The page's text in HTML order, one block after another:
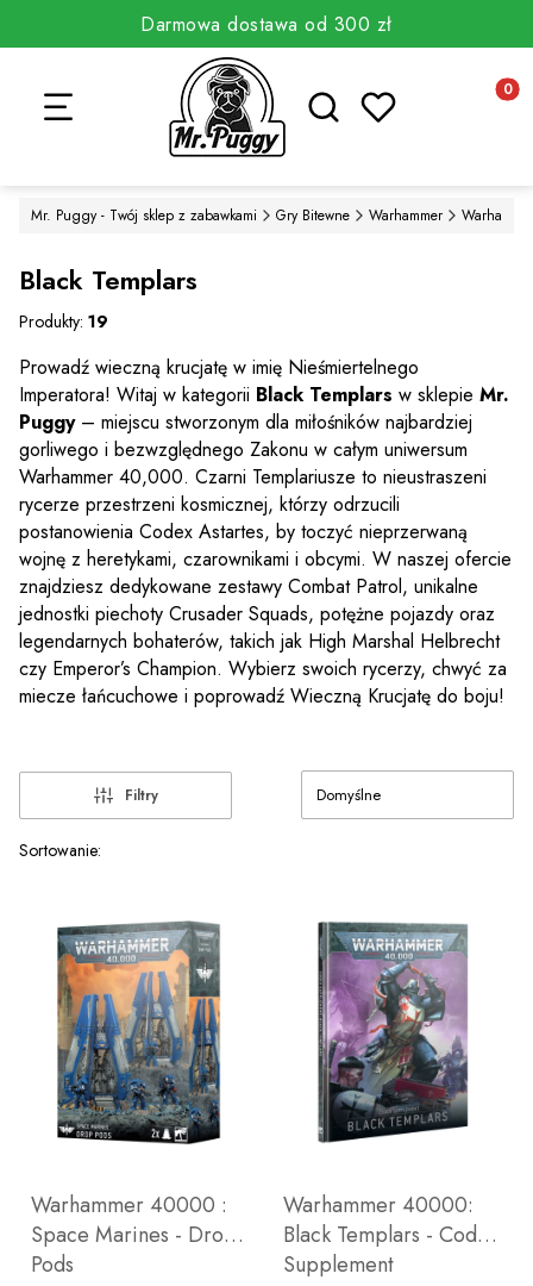
Darmowa dostawa od 300 zł
Otwórz wyszukiwarkę
Mr. Puggy - Twój sklep z zabawkami Gry Bitewne Warhammer
Black Templars
Produkty: 19
Prowadź wieczną krucjatę w imię Nieśmiertelnego
Imperatora! Witaj w kategorii Black Templars w sklepie Mr.
Puggy– miejscu stworzonym dla miłośników najbardziej
gorliwego i bezwzględnego Zakonu w całym uniwersum
Warhammer 40,000. Czarni Templariusze to nieustraszeni
rycerze przestrzeni kosmicznej, którzy odrzucili
postanowienia Codex Astartes, by toczyć nieprzerwaną
wojnę z heretykami, czarownikami i obcymi. W naszej ofercie
znajdziesz dedykowane zestawy Combat Patrol, unikalne
jednostki piechoty Crusader Squads, potężne pojazdy oraz
legendarnych bohaterów, takich jak High Marshal Helbrecht
czy Emperor’s Champion. Wybierz swoich rycerzy, chwyć za
miecze łańcuchowe i poprowadź Wieczną Krucjatę do boju!
Filtry
Lista produktów
Sortowanie:
Domyślne
Warhammer 40000 :
Space Marines - Drop
Pods
Warhammer 40000:
Black Templars - Codex
Supplement